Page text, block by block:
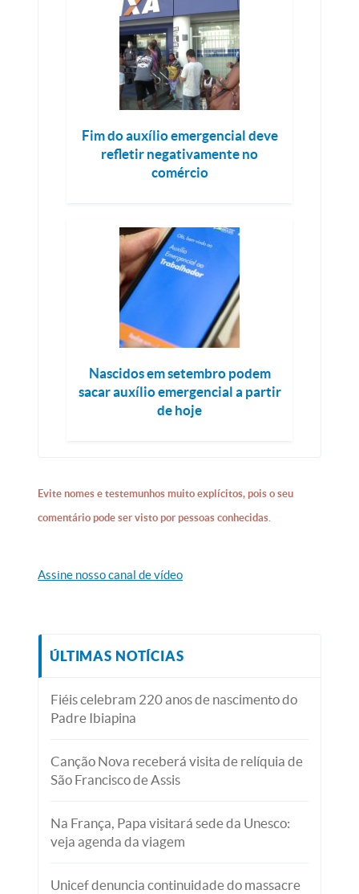
Fim do auxílio emergencial deve
refletir negativamente no
comércio
Nascidos em setembro podem
sacar auxílio emergencial a partir
de hoje
Evite nomes e testemunhos muito explícitos, pois o seu
comentário pode ser visto por pessoas conhecidas.
Assine nosso canal de vídeo
ÚLTIMAS NOTÍCIAS
Fiéis celebram 220 anos de nascimento do
Padre Ibiapina
Canção Nova receberá visita de relíquia de
São Francisco de Assis
Na França, Papa visitará sede da Unesco:
veja agenda da viagem
Unicef denuncia continuidade do massacre